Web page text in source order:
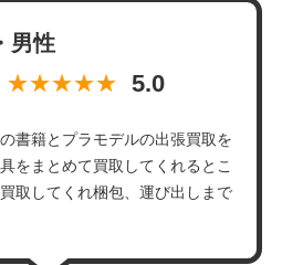
男性
★★★★★
書籍とプラモデルの出張買取を
をまとめて買取してくれるとこ
取してくれ梱包、運び出しまで